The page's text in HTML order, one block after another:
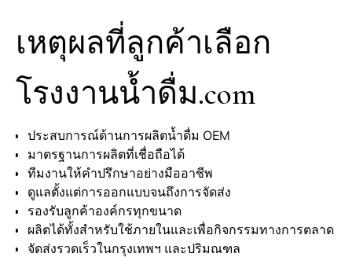
เหตุผลที่ลูกค้าเลือก
โรงงานน้ำดื่ม.com
ประสบการณ์ด้านการผลิตน้ำดื่ม OEM
มาตรฐานการผลิตที่เชื่อถือได้
ทีมงานให้คำปรึกษาอย่างมืออาชีพ
ดูแลตั้งแต่การออกแบบจนถึงการจัดส่ง
รองรับลูกค้าองค์กรทุกขนาด
ผลิตได้ทั้งสำหรับใช้ภายในและเพื่อกิจกรรมทางการตลาด
จัดส่งรวดเร็วในกรุงเทพฯ และปริมณฑล